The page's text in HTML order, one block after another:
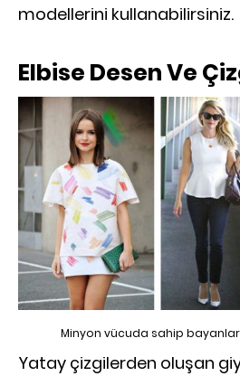
modellerini kullanabilirsiniz.
Elbise Desen Ve
Minyon vücuda sahip
Yatay çizgilerden oluşan